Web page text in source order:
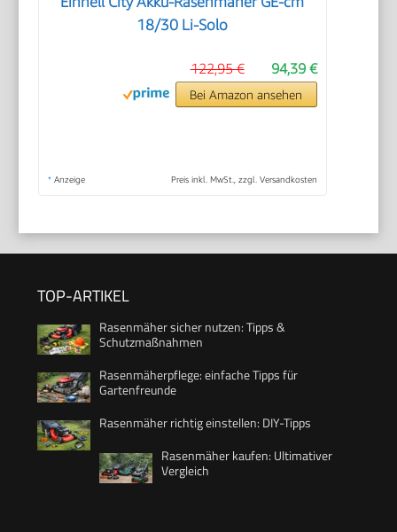
18/30 Li-Solo
94,39 €
122,95 €
Bei Amazon ansehen
* Anzeige Preis inkl. MwSt., zzgl. Versandkosten
TOP-ARTIKEL
Rasenmäher sicher nutzen: Tipps &
Schutzmaßnahmen
Rasenmäherpflege: einfache Tipps für
Gartenfreunde
Rasenmäher richtig einstellen: DIY-Tipps
Rasenmäher kaufen: Ultimativer
Vergleich